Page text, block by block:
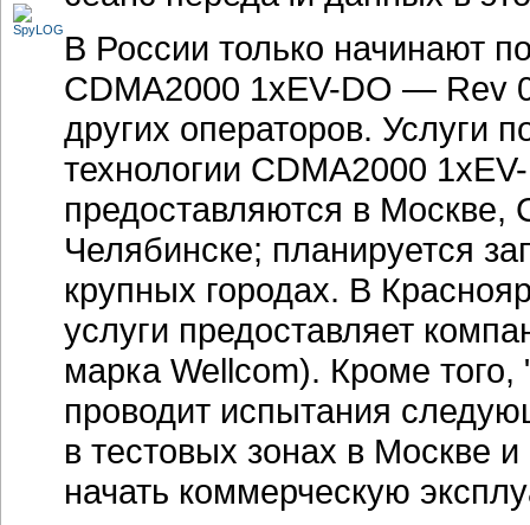
В России только начинают
CDMA2000 1xEV-DO — Rev
других операторов. Услуги
технологии CDMA2000
предоставляются в Москве,
Челябинске; планируется
крупных городах. В
услуги предоставляет
марка Wellcom). Кроме
проводит испытания
в тестовых зонах в Москве
начать коммерческую